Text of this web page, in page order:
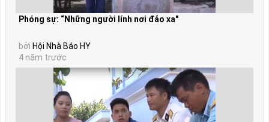
Phóng sự: “Những người lính nơi đảo xa"
bởi Hội Nhà Báo HY
4 năm trước